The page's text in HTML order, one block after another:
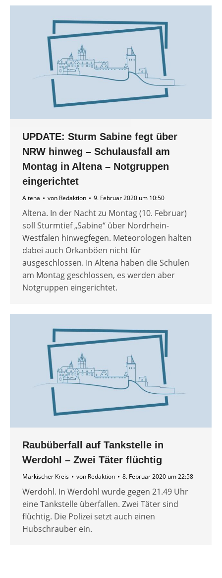
UPDATE: Sturm Sabine fegt über
NRW hinweg – Schulausfall am
Montag in Altena – Notgruppen
eingerichtet
Altena von Redaktion 9. Februar 2020 um 10:50
Altena. In der Nacht zu Montag (10. Februar)
soll Sturmtief „Sabine“ über Nordrhein-
Westfalen hinwegfegen. Meteorologen halten
dabei auch Orkanböen nicht für
ausgeschlossen. In Altena haben die Schulen
am Montag geschlossen, es werden aber
Notgruppen eingerichtet.
Raubüberfall auf Tankstelle in
Werdohl – Zwei Täter flüchtig
Märkischer Kreis von Redaktion 8. Februar 2020 um 22:58
Werdohl. In Werdohl wurde gegen 21.49 Uhr
eine Tankstelle überfallen. Zwei Täter sind
flüchtig. Die Polizei setzt auch einen
Hubschrauber ein.